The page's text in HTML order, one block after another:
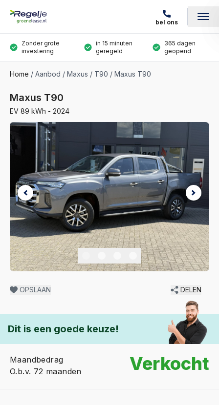
bel ons
Zonder grote
investering
in 15 minuten
geregeld
365 dagen
geopend
Home Aanbod Maxus T90 Maxus T90
Maxus T90
EV 89 kWh - 2024
OPSLAAN DELEN
Dit is een goede keuze!
Maandbedrag
O.b.v. 72 maanden
Verkocht